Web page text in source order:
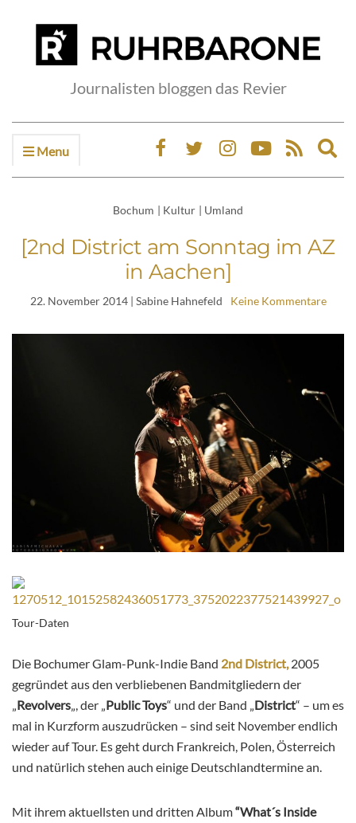
Journalisten bloggen das Revier
Menu
Bochum | Kultur | Umland
[2nd District am Sonntag im AZ
in Aachen]
22. November 2014| Sabine Hahnefeld Keine Kommentare
Tour-Daten
Die Bochumer Glam-Punk-Indie Band 2nd District, 2005
gegründet aus den verbliebenen Bandmitgliedern der
Revolvers „, der „ Public Toys“ und der Band „ District“ – um es
mal in Kurzform auszudrücken – sind seit November endlich
wieder auf Tour. Es geht durch Frankreich, Polen, Österreich
und natürlich stehen auch einige Deutschlandtermine an.
Mit ihrem aktuellsten und dritten Album“What´s Inside